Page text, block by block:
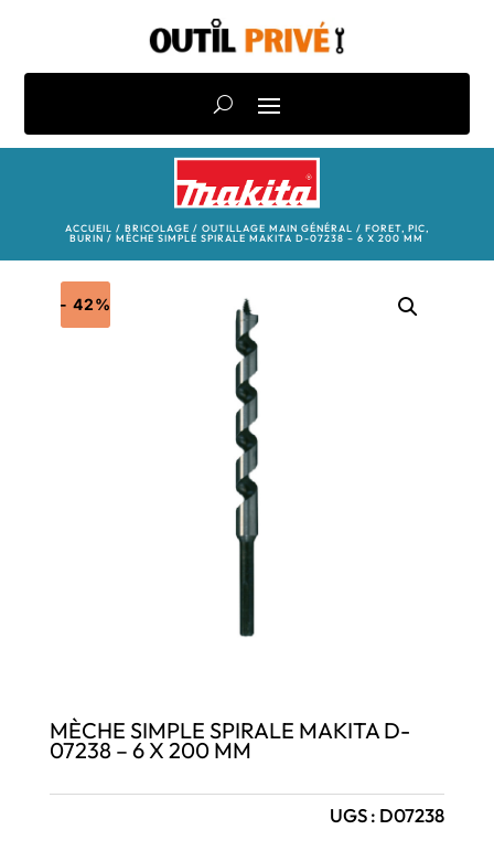
ACCUEIL / BRICOLAGE / OUTILLAGE MAIN GÉNÉRAL / FORET, PIC,
BURIN / MÈCHE SIMPLE SPIRALE MAKITA D-07238 – 6 X 200 MM
- 42%
MÈCHE SIMPLE SPIRALE MAKITA D-
07238 – 6 X 200 MM
UGS : D07238